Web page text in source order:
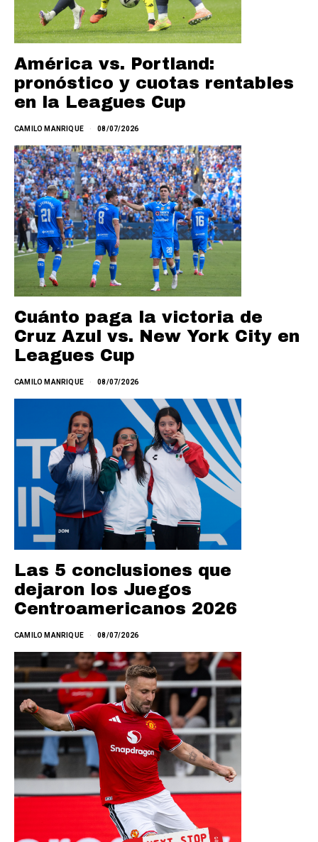
América vs. Portland:
pronóstico y cuotas rentables
en la Leagues Cup
CAMILO MANRIQUE 08/07/2026
Cuánto paga la victoria de
Cruz Azul vs. New York City en
Leagues Cup
CAMILO MANRIQUE 08/07/2026
Las 5 conclusiones que
dejaron los Juegos
Centroamericanos 2026
CAMILO MANRIQUE 08/07/2026